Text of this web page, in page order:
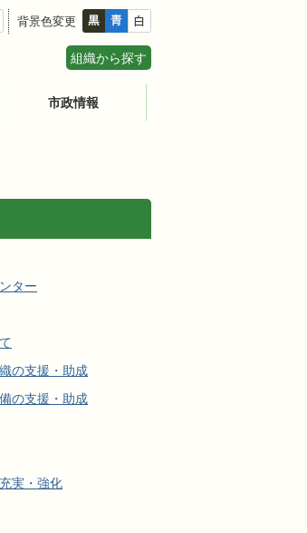
背景色変更
組織から探す
市政情報
ター
の支援・助成
の支援・助成
実・強化